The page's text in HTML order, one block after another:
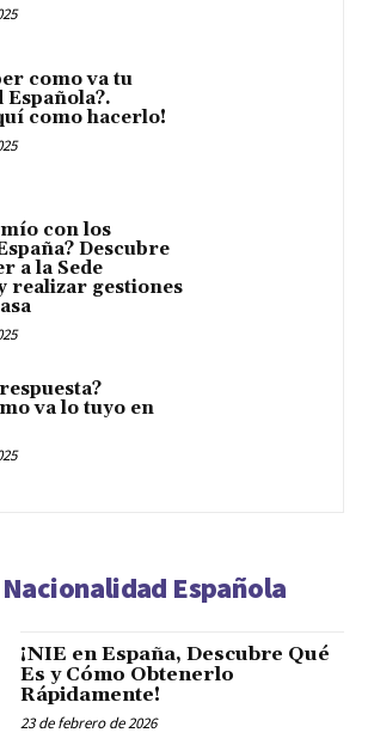
como va tu
como hacerlo!
con los
Descubre
a la Sede
realizar gestiones
va lo tuyo en
Española
¡NIE en España, Descubre Qué
Es y Cómo Obtenerlo
Rápidamente!
23 de febrero de 2026